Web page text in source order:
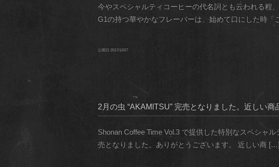
今やスペシャルティコーヒーの代名詞とも云われる程
G1の持つ華やかなフレーバーは、始めて口にした時
公開日 2017/12/07
2月の虫 “AKAMITSU” 完売となりました。近しい
Shonan Coffee Time Vol.3 で提供した特別なスペシャ
売となりました。ありがとうございます。 近しい商 […]